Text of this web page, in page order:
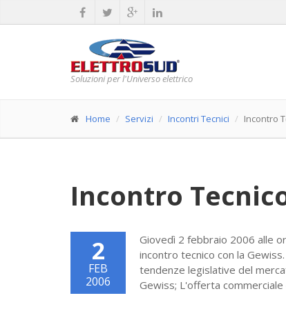
Soluzioni per l'Universo elettrico
Home Servizi Incontri Tecnici Incontro
Incontro
2
FEB
2006
Giovedì 2 febbraio 2006 alle
incontro tecnico con la
tendenze legislative del
Gewiss; L'offerta